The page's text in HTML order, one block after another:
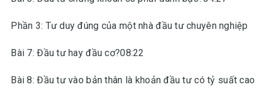
Phần 3: Tư duy đúng của một nhà đầu tư chuyên nghiệp
Bài 7: Đầu tư hay đầu cơ?08:22
Bài 8: Đầu tư vào bản thân là khoản đầu tư có tỷ suất cao